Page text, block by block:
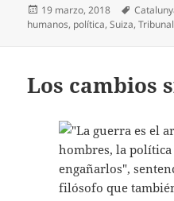
Publicado
el
19 marzo, 2018
humanos, política,Suiza,Tribunal
Los cambios